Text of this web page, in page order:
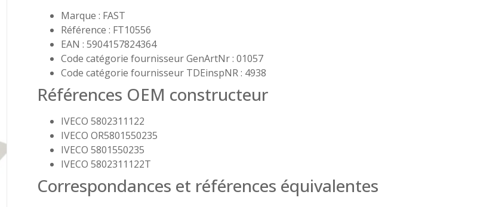
Marque : FAST
Référence : FT10556
EAN : 5904157824364
Code catégorie fournisseur GenArtNr : 01057
Code catégorie fournisseur TDEinspNR : 4938
Références OEM constructeur
IVECO 5802311122
IVECO OR5801550235
IVECO 5801550235
IVECO 5802311122T
Correspondances et références équivalentes